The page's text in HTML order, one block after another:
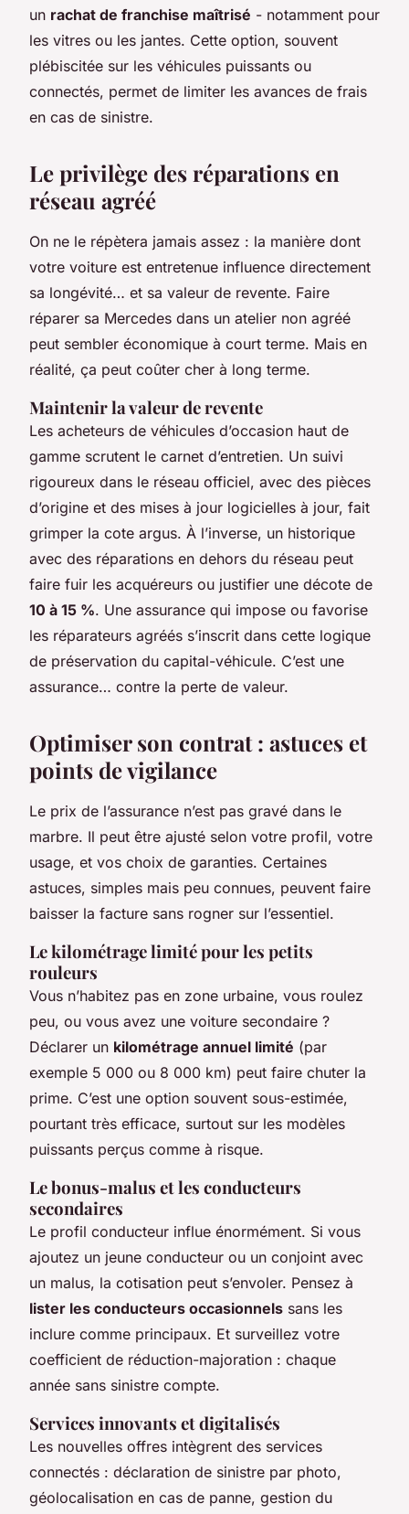
un rachat de franchise maîtrisé - notamment pour
les vitres ou les jantes. Cette option, souvent
plébiscitée sur les véhicules puissants ou
connectés, permet de limiter les avances de frais
en cas de sinistre.
Le privilège des réparations en
réseau agréé
On ne le répètera jamais assez : la manière dont
votre voiture est entretenue influence directement
sa longévité… et sa valeur de revente. Faire
réparer sa Mercedes dans un atelier non agréé
peut sembler économique à court terme. Mais en
réalité, ça peut coûter cher à long terme.
Maintenir la valeur de revente
Les acheteurs de véhicules d’occasion haut de
gamme scrutent le carnet d’entretien. Un suivi
rigoureux dans le réseau officiel, avec des pièces
d’origine et des mises à jour logicielles à jour, fait
grimper la cote argus. À l’inverse, un historique
avec des réparations en dehors du réseau peut
faire fuir les acquéreurs ou justifier une décote de
10 à 15 %. Une assurance qui impose ou favorise
les réparateurs agréés s’inscrit dans cette logique
de préservation du capital-véhicule. C’est une
assurance… contre la perte de valeur.
Optimiser son contrat : astuces et
points de vigilance
Le prix de l’assurance n’est pas gravé dans le
marbre. Il peut être ajusté selon votre profil, votre
usage, et vos choix de garanties. Certaines
astuces, simples mais peu connues, peuvent faire
baisser la facture sans rogner sur l’essentiel.
Le kilométrage limité pour les petits
rouleurs
Vous n’habitez pas en zone urbaine, vous roulez
peu, ou vous avez une voiture secondaire ?
Déclarer un kilométrage annuel limité (par
exemple 5 000 ou 8 000 km) peut faire chuter la
prime. C’est une option souvent sous-estimée,
pourtant très efficace, surtout sur les modèles
puissants perçus comme à risque.
Le bonus-malus et les conducteurs
secondaires
Le profil conducteur influe énormément. Si vous
ajoutez un jeune conducteur ou un conjoint avec
un malus, la cotisation peut s’envoler. Pensez à
lister les conducteurs occasionnels sans les
inclure comme principaux. Et surveillez votre
coefficient de réduction-majoration : chaque
année sans sinistre compte.
Services innovants et digitalisés
Les nouvelles offres intègrent des services
connectés : déclaration de sinistre par photo,
géolocalisation en cas de panne, gestion du